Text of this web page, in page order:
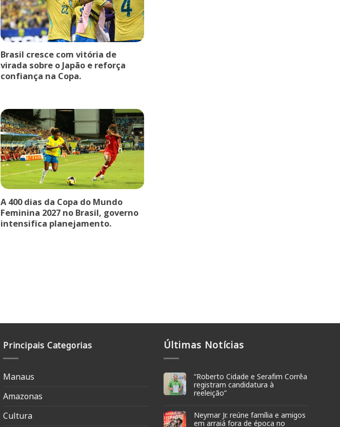
Brasil cresce com vitória de
virada sobre o Japão e reforça
confiança na Copa.
A 400 dias da Copa do Mundo
Feminina 2027 no Brasil, governo
intensifica planejamento.
Principais Categorias
Manaus
Amazonas
Cultura
Últimas Notícias
“Roberto Cidade e Serafim Corrêa
registram candidatura à
reeleição”
Neymar Jr. reúne família e amigos
em arraiá fora de época no